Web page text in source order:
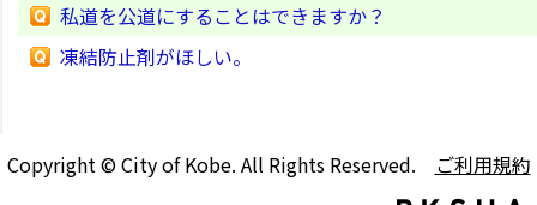
私道を公道にすることはできますか？
凍結防止剤がほしい。
Copyright © City of Kobe. All Rights Reserved. ご利用規約